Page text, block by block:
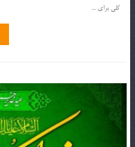
كلى براى ...